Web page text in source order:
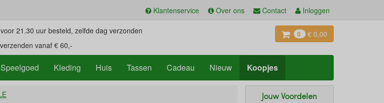
Klantenservice Over ons Contact Inloggen
0 € 0,00
21.30 uur besteld, zelfde dag verzonden
vanaf € 60,-
Speelgoed Kleding Huis Tassen Cadeau Nieuw Koopjes
Jouw Voordelen